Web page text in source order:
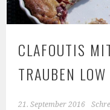
CLAFOUTIS
TRAUBEN
21. September 2016